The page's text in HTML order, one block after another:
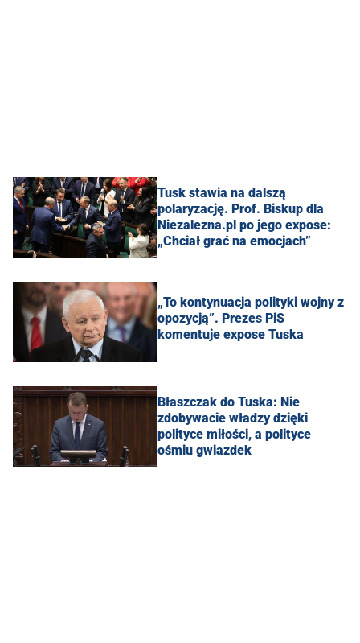
Tusk stawia na dalszą
polaryzację. Prof. Biskup dla
Niezalezna.pl po jego expose:
„Chciał grać na emocjach”
„To kontynuacja polityki wojny z
opozycją”. Prezes PiS
komentuje expose Tuska
Błaszczak do Tuska: Nie
zdobywacie władzy dzięki
polityce miłości, a polityce
ośmiu gwiazdek